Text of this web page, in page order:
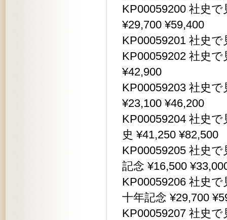
KP00059200 社史
¥29,700 ¥59,400
KP00059201 社史
KP00059202 社史
¥42,900
KP00059203 社史
¥23,100 ¥46,200
KP00059204 社史
史 ¥41,250 ¥82,500
KP00059205 社史
記念 ¥16,500
KP00059206 社史
十年記念 ¥29,700
KP00059207 社史